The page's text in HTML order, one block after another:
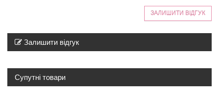
ЗАЛИШИТИ ВІДГУК
Залишити відгук
Супутні товари